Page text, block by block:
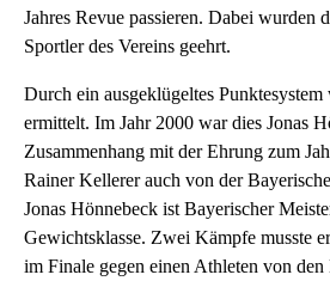
Jahres Revue pas­sieren. Dabei wurden
Sportler des Vereins ge­ehrt.
Durch ein ausgeklügeltes Punktesystem
ermit­telt. Im Jahr 2000 war dies Jonas
Zusammenhang mit der Ehrung zum
Rainer Kellerer auch von der
Jo­nas Hönnebeck ist Bayerischer
Gewichtsklasse. Zwei Kämpfe musste
im Finale gegen einen Athleten von den